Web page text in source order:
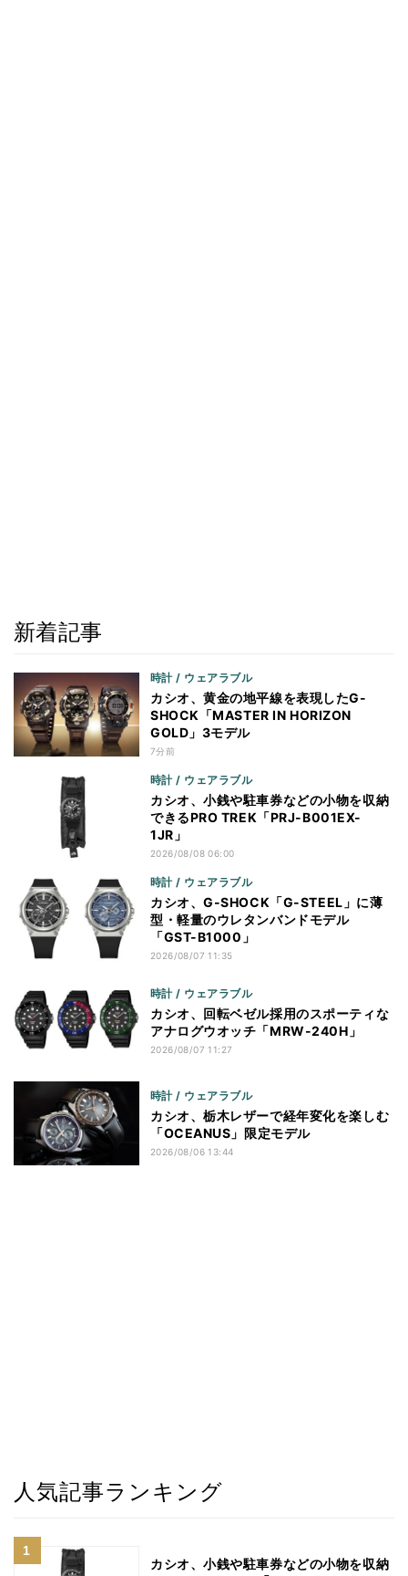
新着記事
時計 / ウェアラブル
カシオ、黄金の地平線を表現したG-
SHOCK「MASTER IN HORIZON
GOLD」3モデル
7分前
時計 / ウェアラブル
カシオ、小銭や駐車券などの小物を収納
できるPRO TREK「PRJ-B001EX-
1JR」
2026/08/08 06:00
時計 / ウェアラブル
カシオ、G-SHOCK「G-STEEL」に薄
型・軽量のウレタンバンドモデル
「GST-B1000」
2026/08/07 11:35
時計 / ウェアラブル
カシオ、回転ベゼル採用のスポーティな
アナログウオッチ「MRW-240H」
2026/08/07 11:27
時計 / ウェアラブル
カシオ、栃木レザーで経年変化を楽しむ
「OCEANUS」限定モデル
2026/08/06 13:44
人気記事ランキング
カシオ、小銭や駐車券などの小物を収納